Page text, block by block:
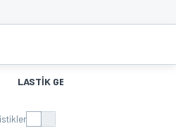
LASTIK GEÇMIŞI